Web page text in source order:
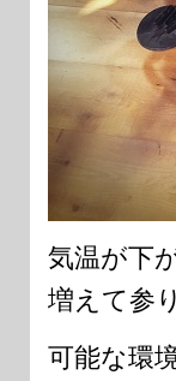
気温が下
増えて参
可能な環